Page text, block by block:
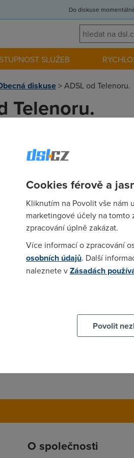
Do diskuse
SLUŽEB
diskuse>ADSL od Telenoru.
Telenoru.
telenoru... musim platit telekomu
13:26:33)
13:28:31)
tohoto statu mas povinnost
nez si platil driv,protoze otrokari
O společnosti
Cookies férově a
Kliknutím na Povolit vše
marketingové účely na
zpracování úplně zakázat.
Více informací o zpracování
osobních údajů. Další
naleznete vZásadách
Povolit